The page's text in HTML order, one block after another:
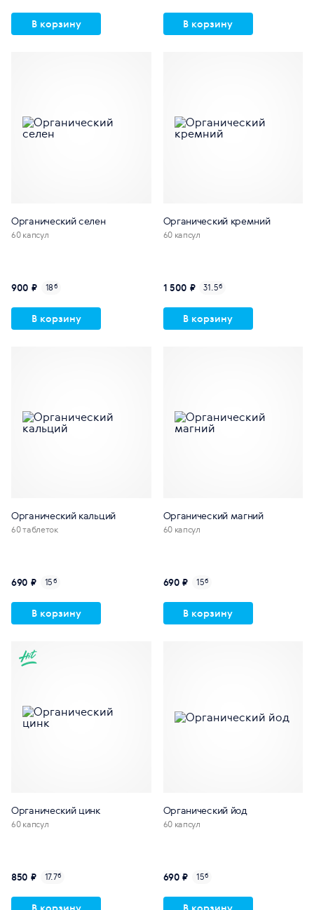
В корзину В корзину
Органический селен
60 капсул
900 ₽ 18б
В корзину
Органический кремний
60 капсул
1 500 ₽ 31.5б
В корзину
Органический кальций
60 таблеток
690 ₽ 15б
В корзину
Органический магний
60 капсул
690 ₽ 15б
В корзину
Органический цинк
60 капсул
850 ₽ 17.7б
Органический йод
60 капсул
690 ₽ 15б